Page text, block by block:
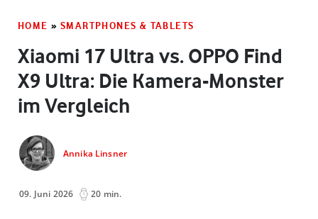
HOME » SMARTPHONES & TABLETS
Xiaomi 17 Ultra vs. OPPO Find
X9 Ultra: Die Kamera-Monster
im Vergleich
Annika Linsner
09. Juni 2026 20 min.